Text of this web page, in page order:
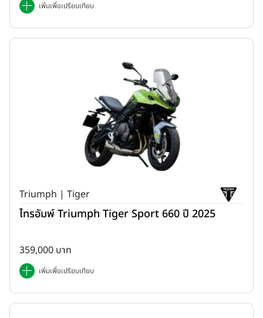
เพิ่มเพื่อเปรียบเทียบ
Triumph | Tiger
ไทรอัมพ์ Triumph Tiger Sport 660 ปี 2025
359,000 บาท
เพิ่มเพื่อเปรียบเทียบ